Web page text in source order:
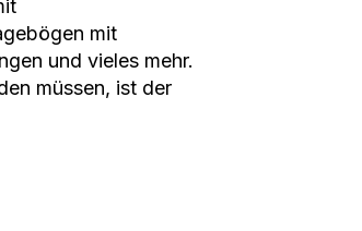
mit
und vieles mehr.
müssen, ist der